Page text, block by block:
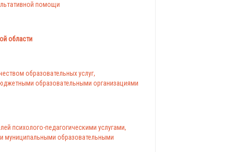
помощи
области
образовательных услуг,
образовательными организациями
психолого-педагогическими услугами,
муниципальными образовательными